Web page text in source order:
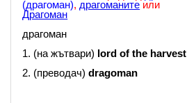
(драгоман),драгоманите или
Драгоман
драгоман
1. (на жътвари) lord of the harvest
2. (преводач)dragoman